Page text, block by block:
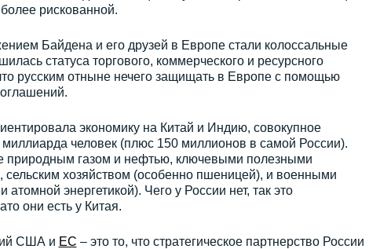
рискованной.
Байдена и его друзей в Европе стали колоссальные
статуса торгового, коммерческого и ресурсного
русским отныне нечего защищать в Европе с помощью
экономику на Китай и Индию, совокупное
человек (плюс 150 миллионов в самой России).
природным газом и нефтью, ключевыми полезными
хозяйством (особенно пшеницей), и военными
энергетикой). Чего у России нет, так это
они есть у Китая.
США и ЕС – это то, что стратегическое партнерство России